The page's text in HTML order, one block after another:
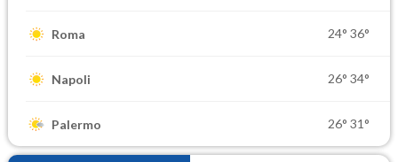
Roma 24° 36°
Napoli 26° 34°
Palermo 26° 31°